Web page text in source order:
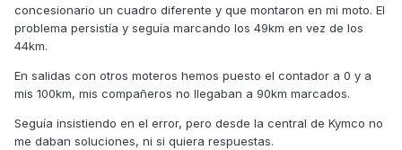
concesionario un cuadro diferente y que montaron en mi moto. El
problema persistía y seguía marcando los 49km en vez de los
44km.
En salidas con otros moteros hemos puesto el contador a 0 y a
mis 100km, mis compañeros no llegaban a 90km marcados.
Seguía insistiendo en el error, pero desde la central de Kymco no
me daban soluciones, ni si quiera respuestas.